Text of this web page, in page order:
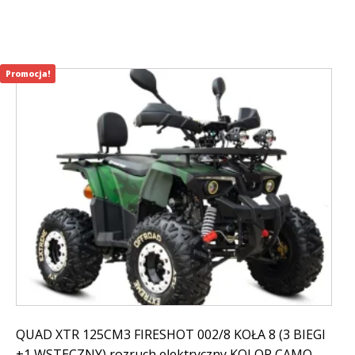
QUAD XTR 125CM3 FIRESHOT 002/8 KOŁA 8 (3 BIEGI
Promocja!